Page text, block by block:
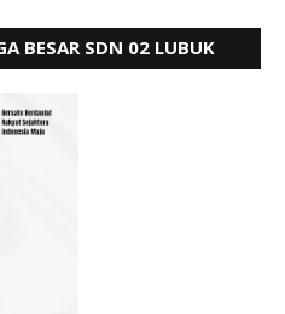
BESAR SDN 02 LUBUK